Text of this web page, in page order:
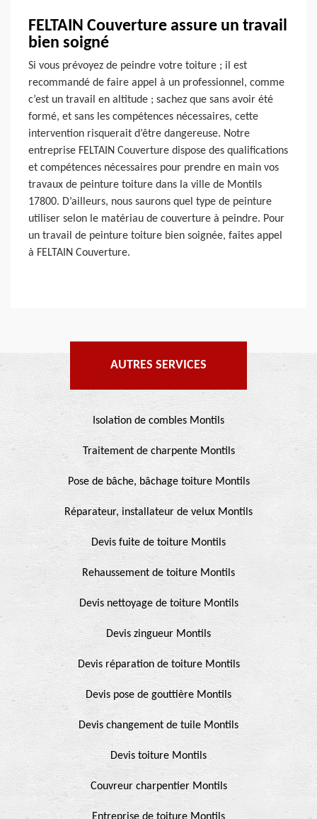
FELTAIN Couverture assure un travail
bien soigné
Si vous prévoyez de peindre votre toiture ; il est
recommandé de faire appel à un professionnel, comme
c’est un travail en altitude ; sachez que sans avoir été
formé, et sans les compétences nécessaires, cette
intervention risquerait d’être dangereuse. Notre
entreprise FELTAIN Couverture dispose des qualifications
et compétences nécessaires pour prendre en main vos
travaux de peinture toiture dans la ville de Montils
17800. D’ailleurs, nous saurons quel type de peinture
utiliser selon le matériau de couverture à peindre. Pour
un travail de peinture toiture bien soignée, faites appel
à FELTAIN Couverture.
AUTRES SERVICES
Isolation de combles Montils
Traitement de charpente Montils
Pose de bâche, bâchage toiture Montils
Réparateur, installateur de velux Montils
Devis fuite de toiture Montils
Rehaussement de toiture Montils
Devis nettoyage de toiture Montils
Devis zingueur Montils
Devis réparation de toiture Montils
Devis pose de gouttière Montils
Devis changement de tuile Montils
Devis toiture Montils
Couvreur charpentier Montils